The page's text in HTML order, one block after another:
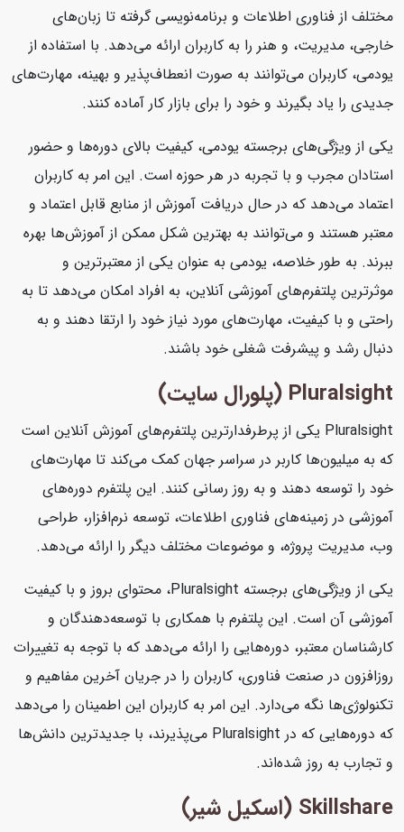
مختلف از فناوری اطلاعات و برنامه‌نویسی گرفته تا زبان‌های
خارجی، مدیریت، و هنر را به کاربران ارائه می‌دهد. با استفاده از
یودمی، کاربران می‌توانند به صورت انعطاف‌پذیر و بهینه، مهارت‌های
جدیدی را یاد بگیرند و خود را برای بازار کار آماده کنند.
یکی از ویژگی‌های برجسته یودمی، کیفیت بالای دوره‌ها و حضور
استادان مجرب و با تجربه در هر حوزه است. این امر به کاربران
اعتماد می‌دهد که در حال دریافت آموزش از منابع قابل اعتماد و
معتبر هستند و می‌توانند به بهترین شکل ممکن از آموزش‌ها بهره
ببرند. به طور خلاصه، یودمی به عنوان یکی از معتبرترین و
موثرترین پلتفرم‌های آموزشی آنلاین، به افراد امکان می‌دهد تا به
راحتی و با کیفیت، مهارت‌های مورد نیاز خود را ارتقا دهند و به
دنبال رشد و پیشرفت شغلی خود باشند.
Pluralsight (پلورال سایت)
Pluralsight یکی از پرطرفدارترین پلتفرم‌های آموزش آنلاین است
که به میلیون‌ها کاربر در سراسر جهان کمک می‌کند تا مهارت‌های
خود را توسعه دهند و به روز رسانی کنند. این پلتفرم دوره‌های
آموزشی در زمینه‌های فناوری اطلاعات، توسعه نرم‌افزار، طراحی
وب، مدیریت پروژه، و موضوعات مختلف دیگر را ارائه می‌دهد.
یکی از ویژگی‌های برجسته Pluralsight، محتوای بروز و با کیفیت
آموزشی آن است. این پلتفرم با همکاری با توسعه‌دهندگان و
کارشناسان معتبر، دوره‌هایی را ارائه می‌دهد که با توجه به تغییرات
روزافزون در صنعت فناوری، کاربران را در جریان آخرین مفاهیم و
تکنولوژی‌ها نگه می‌دارد. این امر به کاربران این اطمینان را می‌دهد
که دوره‌هایی که در Pluralsight می‌پذیرند، با جدیدترین دانش‌ها
و تجارب به روز شده‌اند.
Skillshare (اسکیل شیر)